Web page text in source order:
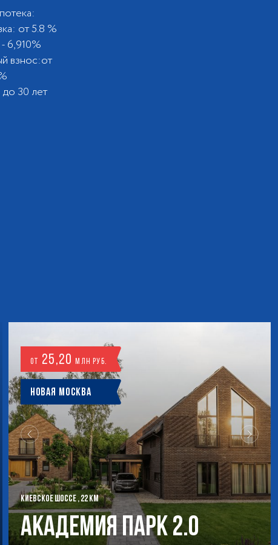
от 5.8 %
6,910%
взнос:от
30 лет
от 25,20млн руб.
Новая Москва
КИЕВСКОЕ ШОССЕ , 22 КМ
Академия Парк 2.0